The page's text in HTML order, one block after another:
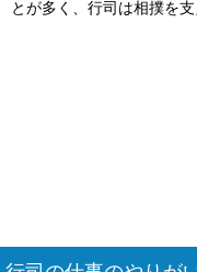
とが多く、行司は相撲を